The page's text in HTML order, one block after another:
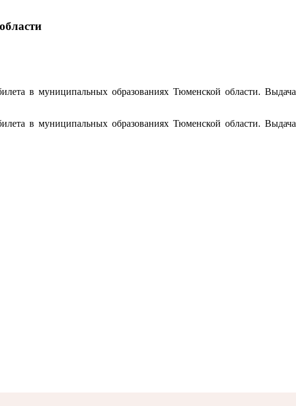
в муниципальных образованиях Тюменской области. Выдача
в муниципальных образованиях Тюменской области. Выдача